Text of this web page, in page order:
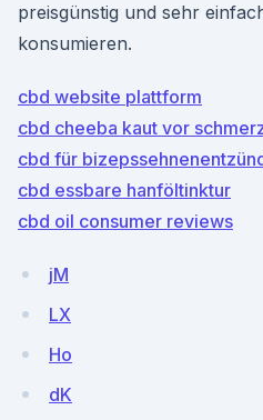
preisgünstig und sehr
konsumieren.
cbd website plattform
cbd cheeba kaut vor
cbd für
cbd essbare hanföltinktur
cbd oil consumer reviews
jM
LX
Ho
dK